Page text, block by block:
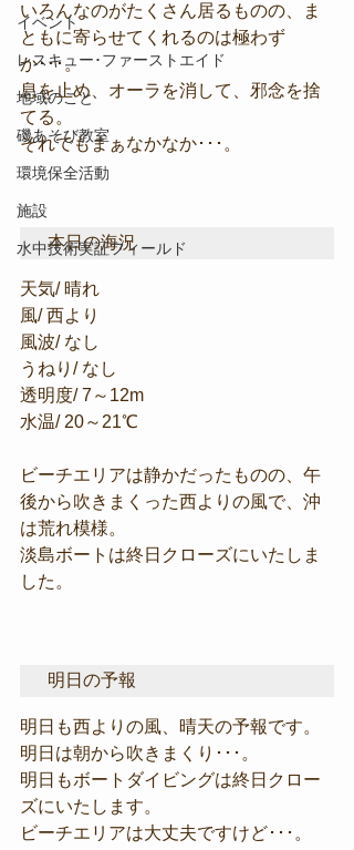
イベント
レスキュー･ファーストエイド
地域のこと
磯あそび教室
環境保全活動
施設
水中技術実証フィールド
いろんなのがたくさん居るものの、ま
ともに寄らせてくれるのは極わず
か･･･。
息を止め、オーラを消して、邪念を捨
てる。
それでもまぁなかなか･･･。
本日の海況
天気/ 晴れ
風/ 西より
風波/ なし
うねり/ なし
透明度/ 7～12m
水温/ 20～21℃
ビーチエリアは静かだったものの、午
後から吹きまくった西よりの風で、沖
は荒れ模様。
淡島ボートは終日クローズにいたしま
した。
明日の予報
明日も西よりの風、晴天の予報です。
明日は朝から吹きまくり･･･。
明日もボートダイビングは終日クロー
ズにいたします。
ビーチエリアは大丈夫ですけど･･･。